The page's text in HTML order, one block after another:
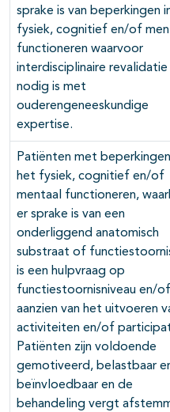
sprake is van beperkingen
fysiek, cognitief en/of
functioneren waarvoor
interdisciplinaire revalidatie
nodig is met
ouderengeneeskundige
expertise.
Patiënten met
het fysiek, cognitief en/of
mentaal functioneren,
er sprake is van een
onderliggend anatomisch
substraat of
is een hulpvraag op
functiestoornisniveau en/
aanzien van het uitvoeren
activiteiten en/of
Patiënten zijn voldoende
gemotiveerd, belastbaar
beïnvloedbaar en de
behandeling vergt